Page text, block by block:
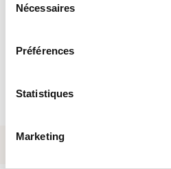
Nécessaires
Préférences
Statistiques
Marketing
Prime de participation & CET